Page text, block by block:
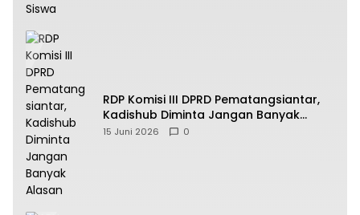
RDP Komisi III DPRD Pematangsiantar,
Kadishub Diminta Jangan Banyak
Alasan
15 Juni 2026 0